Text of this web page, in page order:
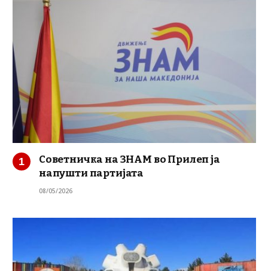
Советничка на ЗНАМ во Прилеп ја
напушти партијата
08/05/2026